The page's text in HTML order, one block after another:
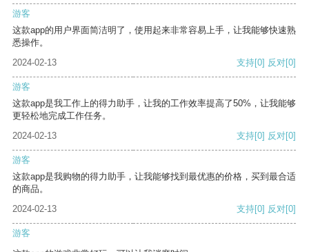
游客
这款app的用户界面简洁明了，使用起来非常容易上手，让我能够快速熟
悉操作。
2024-02-13
支持[0] 反对[0]
游客
这款app是我工作上的得力助手，让我的工作效率提高了50%，让我能够
更轻松地完成工作任务。
2024-02-13
支持[0] 反对[0]
游客
这款app是我购物的得力助手，让我能够找到最优惠的价格，买到最合适
的商品。
2024-02-13
支持[0] 反对[0]
游客